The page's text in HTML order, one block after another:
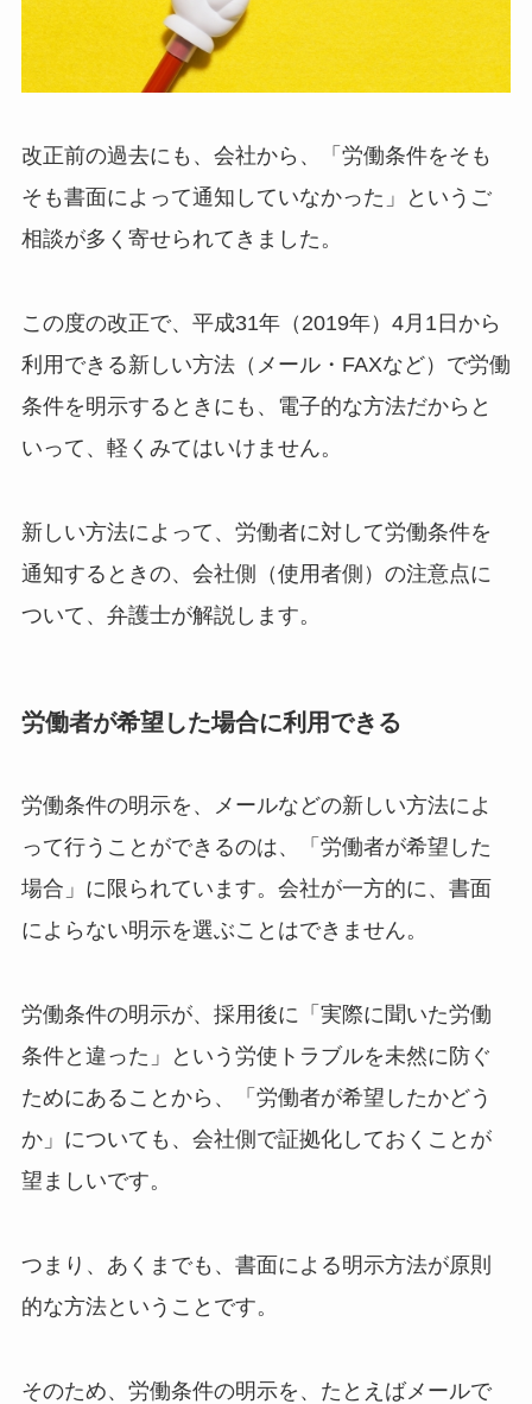
改正前の過去にも、会社から、「労働条件をそも
そも書面によって通知していなかった」というご
相談が多く寄せられてきました。
この度の改正で、平成31年（2019年）4月1日から
利用できる新しい方法（メール・FAXなど）で労働
条件を明示するときにも、電子的な方法だからと
いって、軽くみてはいけません。
新しい方法によって、労働者に対して労働条件を
通知するときの、会社側（使用者側）の注意点に
ついて、弁護士が解説します。
労働者が希望した場合に利用できる
労働条件の明示を、メールなどの新しい方法によ
って行うことができるのは、「労働者が希望した
場合」に限られています。会社が一方的に、書面
によらない明示を選ぶことはできません。
労働条件の明示が、採用後に「実際に聞いた労働
条件と違った」という労使トラブルを未然に防ぐ
ためにあることから、「労働者が希望したかどう
か」についても、会社側で証拠化しておくことが
望ましいです。
つまり、あくまでも、書面による明示方法が原則
的な方法ということです。
そのため、労働条件の明示を、たとえばメールで